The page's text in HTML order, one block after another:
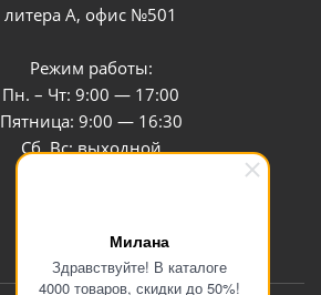
Милана
Здравствуйте! В каталоге
4000 товаров, скидки до 50%!
литера А, офис №501
Режим работы:
Пн. – Чт: 9:00 — 17:00
Пятница: 9:00 — 16:30
Сб, Вс: выходной